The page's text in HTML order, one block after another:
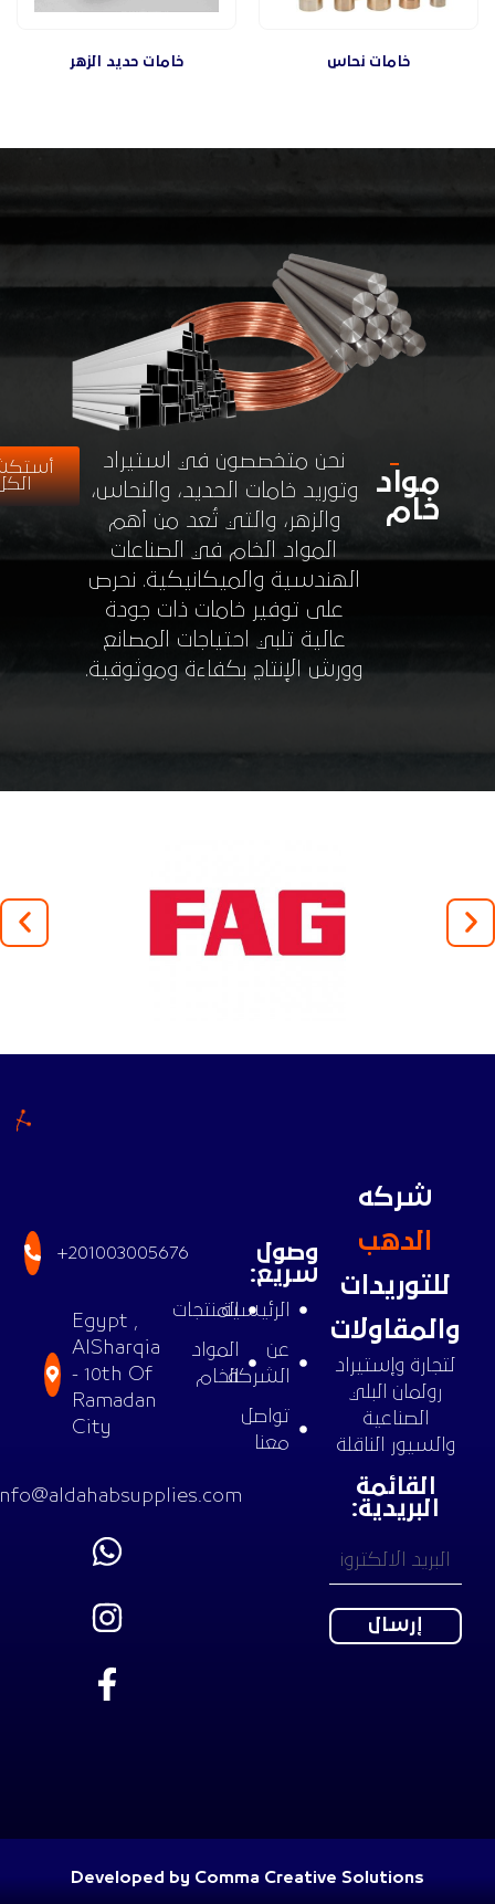
خامات نحاس خامات حديد الزهر
مواد
خام
نحن متخصصون في استيراد
وتوريد خامات الحديد، والنحاس،
والزهر، والتي تُعد من أهم
المواد الخام في الصناعات
الهندسية والميكانيكية. نحرص
على توفير خامات ذات جودة
عالية تلبي احتياجات المصانع
وورش الإنتاج بكفاءة وموثوقية.
أستكشف
الكل
شركه
الدهب
للتوريدات
والمقاولات
لتجارة وإستيراد
رولمان البلي
الصناعية
والسيور الناقلة
القائمة
البريدية:
وصول
سريع:
الرئيسية
الشركة
تواصل
معنا
المنتجات
المواد
الخام
+201003005676
Egypt ,
AlSharqia
- 10th Of
Ramadan
City
info@aldahabsupplies.com
Developed by Comma Creative Solutions